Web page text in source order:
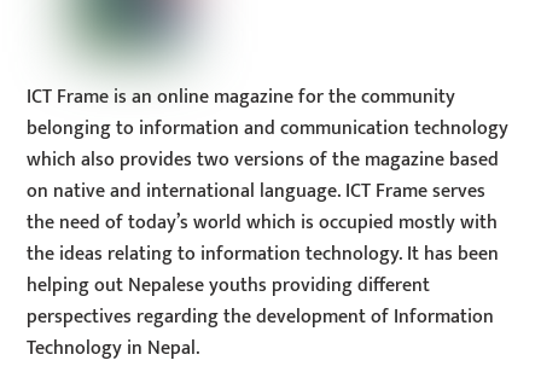
ICT Frame is an online magazine for the community
belonging to information and communication technology
which also provides two versions of the magazine based
on native and international language. ICT Frame serves
the need of today’s world which is occupied mostly with
the ideas relating to information technology. It has been
helping out Nepalese youths providing different
perspectives regarding the development of Information
Technology in Nepal.